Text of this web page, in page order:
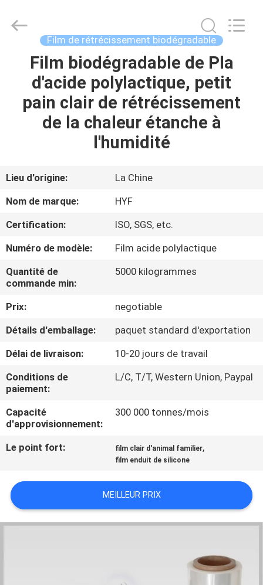
MAISON
PRODUITS
AU
SUJET
NOUS
VISITE
D'USINE
CONTRÔLE
DE
QUALITÉ
CONTACTEZ-
NOUS
DEMANDEZ
UNE
Packaging
Film de rétrécissement biodégradable
Film biodégradable de Pla
d'acide polylactique, petit
pain clair de rétrécissement
de la chaleur étanche à
l'humidité
Lieu d'origine:
La Chine
Nom de marque:
HYF
Certification:
ISO, SGS, etc.
Numéro de modèle:
Film acide polylactique
Quantité de
commande min:
5000 kilogrammes
Prix:
negotiable
Détails d'emballage:
paquet standard d'exportation
Délai de livraison:
10-20 jours de travail
Conditions de
paiement:
L/C, T/T, Western Union, Paypal
Capacité
d'approvisionnement:
300 000 tonnes/mois
Le point fort: film clair d'animal familier,
film enduit de silicone
MEILLEUR PRIX